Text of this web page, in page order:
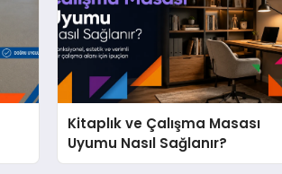
Kitaplık ve Çalışma Masası
Uyumu Nasıl Sağlanır?